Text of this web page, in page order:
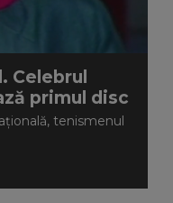
Celebrul
primul disc
tenismenul